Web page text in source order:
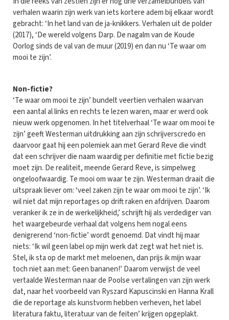
verhalen waarin zijn werk van iets kortere adem bij elkaar wordt
gebracht: ‘In het land van de ja-knikkers. Verhalen uit de polder
(2017), ‘De wereld volgens Darp. De nagalm van de Koude
Oorlog sinds de val van de muur (2019) en dan nu ‘Te waar om
mooi te zijn’.
Non-fictie?
‘Te waar om mooi te zijn’ bundelt veertien verhalen waarvan
een aantal al links en rechts te lezen waren, maar er werd ook
nieuw werk opgenomen. In het titelverhaal ‘Te waar om mooi te
zijn’ geeft Westerman uitdrukking aan zijn schrijverscredo en
daarvoor gaat hij een polemiek aan met Gerard Reve die vindt
dat een schrijver die naam waardig per definitie met fictie bezig
moet zijn. De realiteit, meende Gerard Reve, is simpelweg
ongeloofwaardig. Te mooi om waar te zijn. Westerman draait die
uitspraak liever om: ‘veel zaken zijn te waar om mooi te zijn’. ‘Ik
wil niet dat mijn reportages op drift raken en afdrijven. Daarom
veranker ik ze in de werkelijkheid,’ schrijft hij als verdediger van
het waargebeurde verhaal dat volgens hem nogal eens
denigrerend ‘non-fictie’ wordt genoemd. Dat vindt hij maar
niets: ‘Ik wil geen label op mijn werk dat zegt wat het niet is.
Stel, ik sta op de markt met meloenen, dan prijs ik mijn waar
toch niet aan met: Geen bananen!’ Daarom verwijst de veel
vertaalde Westerman naar de Poolse vertalingen van zijn werk
dat, naar het voorbeeld van Ryszard Kapuscinski en Hanna Krall
die de reportage als kunstvorm hebben verheven, het label
literatura faktu, literatuur van de feiten’ krijgen opgeplakt.